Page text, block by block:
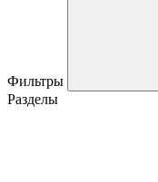
Фильтры
Разделы